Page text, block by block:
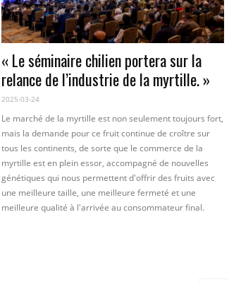
« Le séminaire chilien portera sur la
relance de l’industrie de la myrtille. »
2025-03-24
Le marché de la myrtille est non seulement toujours fort,
mais la demande pour ce fruit continue de croître sur
tous les continents, de sorte que le commerce de la
myrtille est en plein essor, accompagné de nouvelles
génétiques qui nous permettent d'offrir des fruits avec
une meilleure taille, une meilleure fermeté et une
meilleure qualité à l'arrivée au consommateur final.